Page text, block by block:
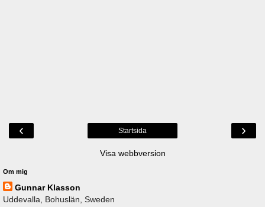
‹ ›
Startsida
Visa webbversion
Om mig
Gunnar Klasson
Uddevalla, Bohuslän, Sweden